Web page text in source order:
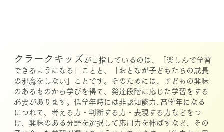
クラークキッズ が目指しているのは、「楽しんで学習
できるようになる」ことと、「おとなが子どもたちの成長
の邪魔をしない」ことです。そのためには、子どもの興味
のあるものから学びを得て、発達段階に応じた学習をする
必要があります。低学年時には非認知能力､高学年になる
につれて、考える力・判断する力・表現する力などをつ
け、興味のある分野を選択して応用力を伸ばすなど、その